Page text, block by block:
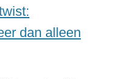
dan alleen